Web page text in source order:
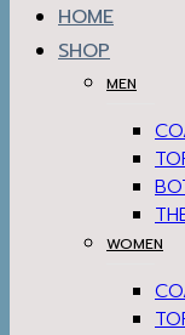
HOME
SHOP
MEN
WOMEN